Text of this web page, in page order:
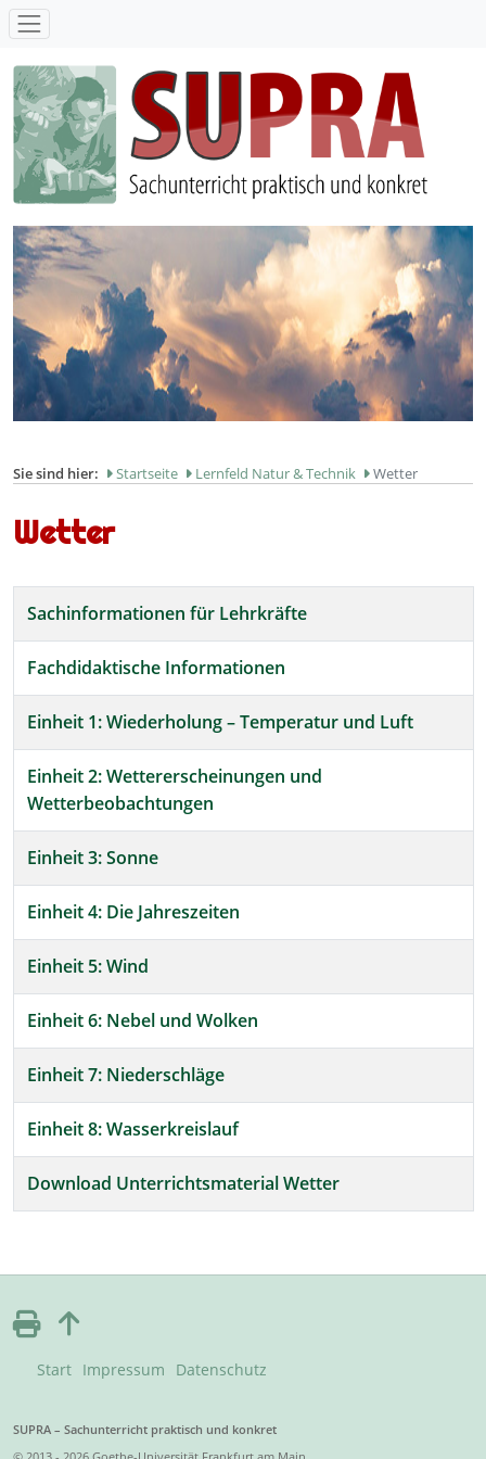
SUPRA - Sachunterricht praktisch und konkret
Sie sind hier: Startseite Lernfeld Natur & Technik Wetter
Wetter
Titel
Sachinformationen für Lehrkräfte
Fachdidaktische Informationen
Einheit 1: Wiederholung – Temperatur und Luft
Einheit 2: Wettererscheinungen und
Wetterbeobachtungen
Einheit 3: Sonne
Einheit 4: Die Jahreszeiten
Einheit 5: Wind
Einheit 6: Nebel und Wolken
Einheit 7: Niederschläge
Einheit 8: Wasserkreislauf
Download Unterrichtsmaterial Wetter
Start Impressum Datenschutz
SUPRA – Sachunterricht praktisch und konkret